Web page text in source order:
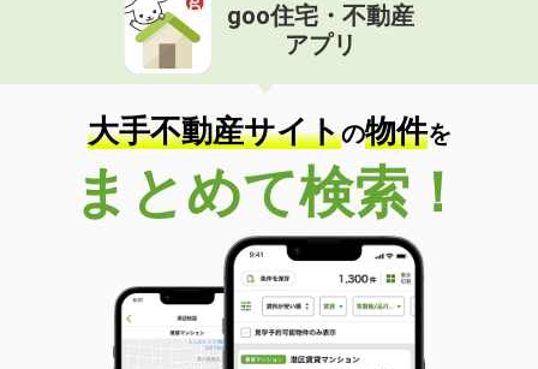
goo住宅・不動産
アプリ
大手不動産サイトの物件を
まとめて検索！